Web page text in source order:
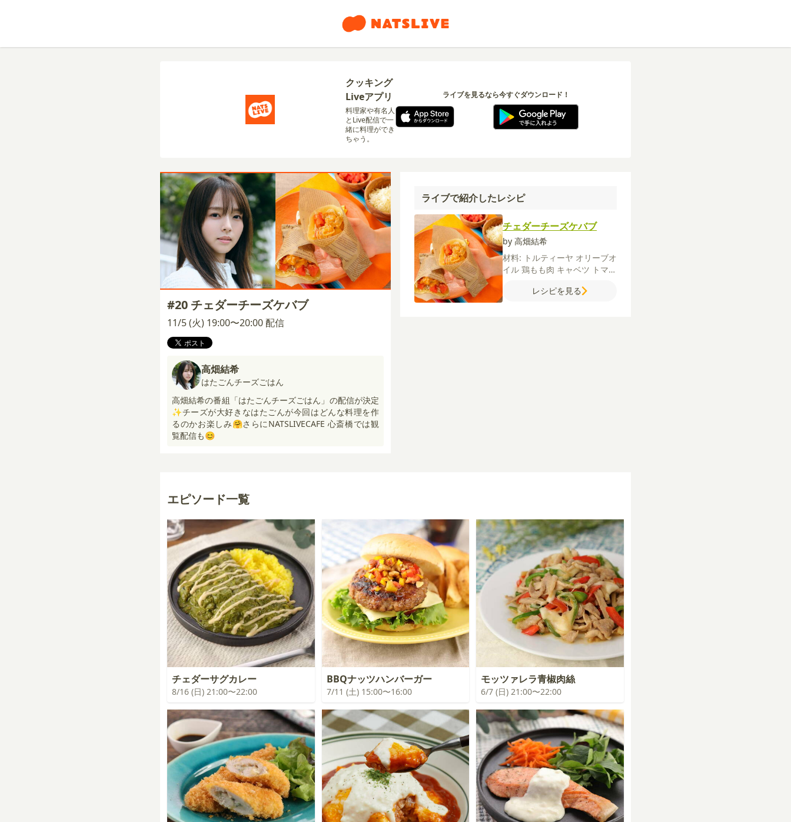
クッキング
Liveアプリ
料理家や有名人
とLive配信で一
緒に料理ができ
ちゃう。
ライブを見るなら今すぐダウンロード！
#20 チェダーチーズケバブ
11/5 (火) 19:00〜20:00 配信
高畑結希
はたごんチーズごはん
高畑結希の番組「はたごんチーズごはん」の配信が決定
✨チーズが大好きなはたごんが今回はどんな料理を作
るのかお楽しみ🤗さらにNATSLIVECAFE 心斎橋では観
覧配信も😊
ライブで紹介したレシピ
チェダーチーズケバブ
by 高畑結希
材料: トルティーヤ オリーブオ
イル 鶏もも肉 キャベツ トマト
マヨネーズピザ用チーズ
レシピを見る
エピソード一覧
チェダーサグカレー
8/16 (日) 21:00〜22:00
BBQナッツハンバーガー
7/11 (土) 15:00〜16:00
モッツァレラ青椒肉絲
6/7 (日) 21:00〜22:00